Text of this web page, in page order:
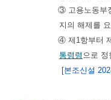
③ 고용노동부
지의 해제를
④ 제1항부터
통령령 으로 정
[본조신설